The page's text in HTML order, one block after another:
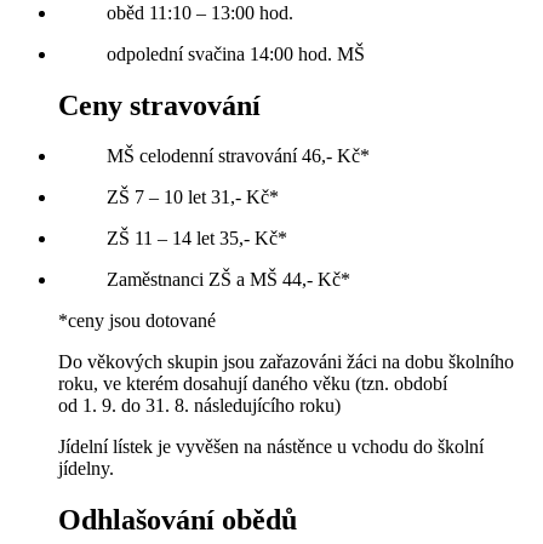
oběd 11:10 – 13:00 hod.
odpolední svačina 14:00 hod. MŠ
Ceny stravování
MŠ celodenní stravování 46,- Kč*
ZŠ 7 – 10 let 31,- Kč*
ZŠ 11 – 14 let 35,- Kč*
Zaměstnanci ZŠ a MŠ 44,- Kč*
*ceny jsou dotované
Do věkových skupin jsou zařazováni žáci na dobu školního
roku, ve kterém dosahují daného věku (tzn. období
od 1. 9. do 31. 8. následujícího roku)
Jídelní lístek je vyvěšen na nástěnce u vchodu do školní
jídelny.
Odhlašování obědů